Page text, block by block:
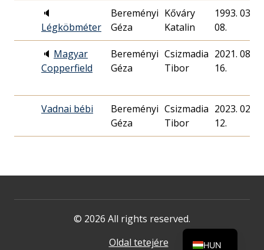
🔈
Légköbméter
Bereményi
Géza
Kőváry
Katalin
1993. 03.
08.
🔈 Magyar
Copperfield
Bereményi
Géza
Csizmadia
Tibor
2021. 08.
16.
Vadnai bébi
Bereményi
Géza
Csizmadia
Tibor
2023. 02.
12.
© 2026 All rights reserved.
Oldal tetejére
HUN